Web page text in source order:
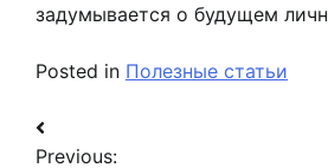
задумывается о будущем
Posted in Полезные статьи
Навигация
Previous: